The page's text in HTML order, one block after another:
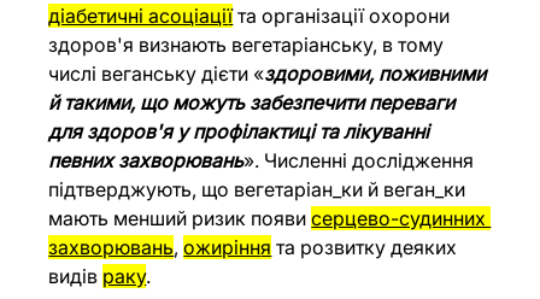
діабетичні асоціації та організації охорони
здоров'я визнають вегетаріанську, в тому
числі веганську дієти «здоровими, поживними
й такими, що можуть забезпечити переваги
для здоров'я у профілактиці та лікуванні
певних захворювань». Численні дослідження
підтверджують, що вегетаріан_ки й веган_ки
мають менший ризик появи серцево-судинних
захворювань, ожиріння та розвитку деяких
видів раку.